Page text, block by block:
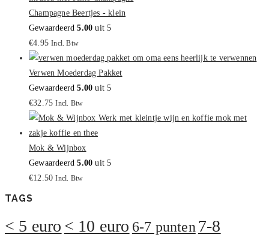
Champagne Beertjes - klein
Gewaardeerd5.00 uit 5
€4.95 Incl. Btw
Verwen Moederdag Pakket
Gewaardeerd5.00 uit 5
€32.75 Incl. Btw
Mok & Wijnbox
Gewaardeerd5.00 uit 5
€12.50 Incl. Btw
TAGS
< 5 euro < 10 euro 6-7 punten7-8